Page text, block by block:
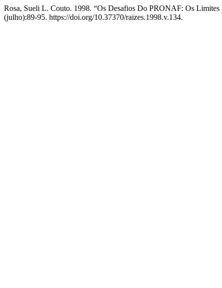
Rosa, Sueli L. Couto. 1998. “Os Desafios Do PRONAF: Os Limites
(julho):89-95. https://doi.org/10.37370/raizes.1998.v.134.